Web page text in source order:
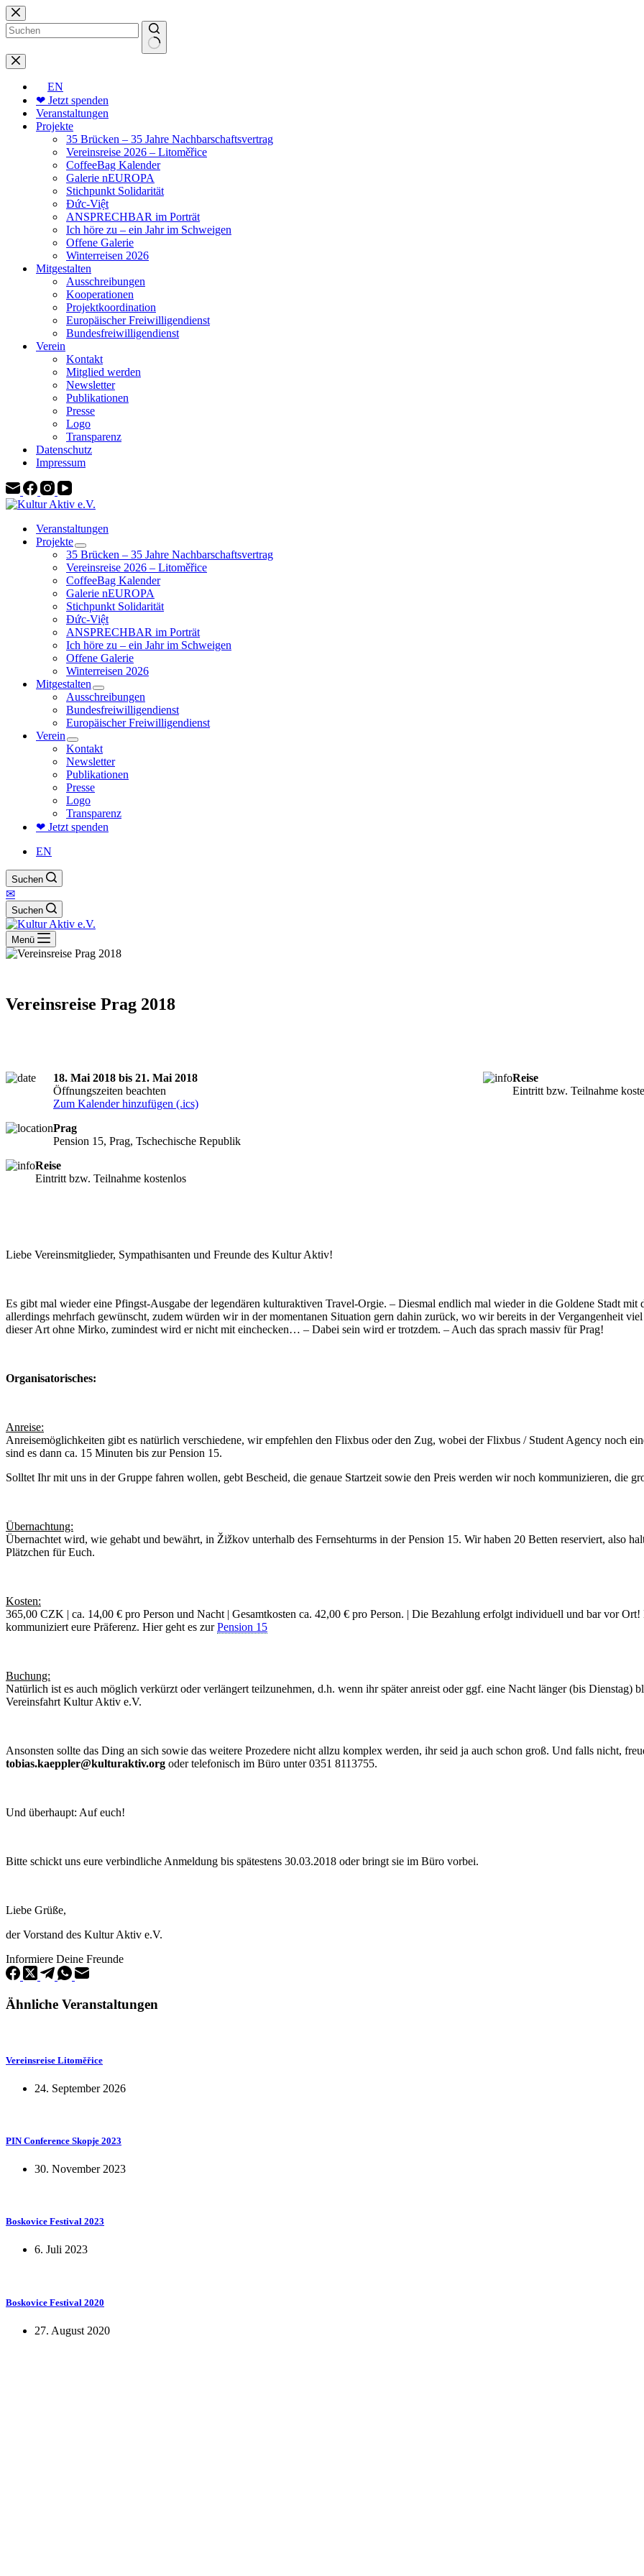
Zum
Inhalt
springen
Keine
Ergebnisse
EN
❤ Jetzt spenden
Veranstaltungen
Projekte
35 Brücken – 35 Jahre Nachbarschaftsvertrag
Vereinsreise 2026 – Litoměřice
CoffeeBag Kalender
Galerie nEUROPA
Stichpunkt Solidarität
Đức-Việt
ANSPRECHBAR im Porträt
Ich höre zu – ein Jahr im Schweigen
Offene Galerie
Winterreisen 2026
Mitgestalten
Ausschreibungen
Kooperationen
Projektkoordination
Europäischer Freiwilligendienst
Bundesfreiwilligendienst
Verein
Kontakt
Mitglied werden
Newsletter
Publikationen
Presse
Logo
Transparenz
Datenschutz
Impressum
Veranstaltungen
Projekte
35 Brücken – 35 Jahre Nachbarschaftsvertrag
Vereinsreise 2026 – Litoměřice
CoffeeBag Kalender
Galerie nEUROPA
Stichpunkt Solidarität
Đức-Việt
ANSPRECHBAR im Porträt
Ich höre zu – ein Jahr im Schweigen
Offene Galerie
Winterreisen 2026
Mitgestalten
Ausschreibungen
Bundesfreiwilligendienst
Europäischer Freiwilligendienst
Verein
Kontakt
Newsletter
Publikationen
Presse
Logo
Transparenz
❤ Jetzt spenden
EN
Suchen
✉
Suchen
Menü
Vereinsreise Prag 2018
18. Mai 2018 bis 21. Mai 2018
Öffnungszeiten beachten
Zum Kalender hinzufügen (.ics)
Prag
Pension 15, Prag, Tschechische Republik
Reise
Eintritt bzw. Teilnahme
Reise
Eintritt bzw. Teilnahme kostenlos
Liebe Vereinsmitglieder, Sympathisanten und Freunde des Kultur Aktiv!
Es gibt mal wieder eine Pfingst-Ausgabe der legendären kulturaktiven Travel-Orgie. – Diesmal endlich mal wieder in die Goldene Stadt
allerdings mehrfach gewünscht, zudem würden wir in der momentanen Situation gern dahin zurück, wo wir bereits in der Vergangenheit
dieser Art ohne Mirko, zumindest wird er nicht mit einchecken… – Dabei sein wird er trotzdem. – Auch das sprach massiv für Prag!
Organisatorisches:
Anreise:
Anreisemöglichkeiten gibt es natürlich verschiedene, wir empfehlen den Flixbus oder den Zug, wobei der Flixbus / Student Agency noch
sind es dann ca. 15 Minuten bis zur Pension 15.
Solltet Ihr mit uns in der Gruppe fahren wollen, gebt Bescheid, die genaue Startzeit sowie den Preis werden wir noch kommunizieren, die
Übernachtung:
Übernachtet wird, wie gehabt und bewährt, in Žižkov unterhalb des Fernsehturms in der Pension 15. Wir haben 20 Betten reserviert, also
Plätzchen für Euch.
Kosten:
365,00 CZK | ca. 14,00 € pro Person und Nacht | Gesamtkosten ca. 42,00 € pro Person. | Die Bezahlung erfolgt individuell und bar vor
kommuniziert eure Präferenz. Hier geht es zurPension 15
Buchung:
Natürlich ist es auch möglich verkürzt oder verlängert teilzunehmen, d.h. wenn ihr später anreist oder ggf. eine Nacht länger (bis Dienstag)
Vereinsfahrt Kultur Aktiv e.V.
Ansonsten sollte das Ding an sich sowie das weitere Prozedere nicht allzu komplex werden, ihr seid ja auch schon groß. Und falls nicht,
tobias.kaeppler@kulturaktiv.org oder telefonisch im Büro unter 0351 8113755.
Und überhaupt: Auf euch!
Bitte schickt uns eure verbindliche Anmeldung bis spätestens 30.03.2018 oder bringt sie im Büro vorbei.
Liebe Grüße,
der Vorstand des Kultur Aktiv e.V.
Informiere Deine Freunde
Ähnliche Veranstaltungen
Vereinsreise Litoměřice
24. September 2026
PIN Conference Skopje 2023
30. November 2023
Boskovice Festival 2023
6. Juli 2023
Boskovice Festival 2020
27. August 2020